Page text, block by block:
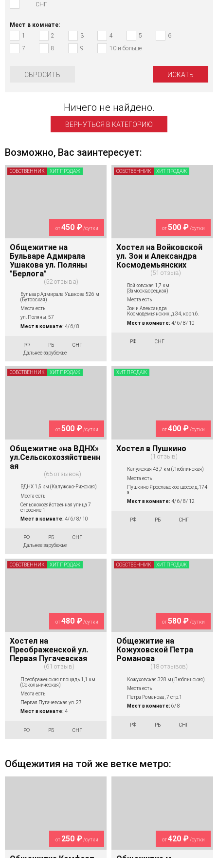
СНГ
Мест в комнате:
1
2 3 4 5
6
7
8 9 10 и больше
СБРОСИТЬ
Ничего не найдено.
ВЕРНУТЬСЯ В КАТЕГОРИЮ
Возможно, Вас заинтересует:
от450 ₽/сутки
Общежитие на
Бульваре Адмирала
Ушакова ул. Поляны
"Берлога"
52 отзыва
Бульвар Адмирала Ушакова 526 м
(Бутовская)
Места есть
ул. Поляны, 57
Мест в комнате: 4/ 6/ 8
РФ РБ
СНГ
Дальнее зарубежье
СОБСТВЕННИК ХИТ ПРОДАЖ
от500 ₽/сутки
Хостел на Войковской
ул. Зои и Александра
Космодемьянских
51 отзыв
Войковская 1,7 км
(Замоскворецкая)
Места есть
Зои и Александра
Космодемьянских, д.34, корп.6.
Мест в комнате: 4/ 6/ 8/ 10
РФ СНГ
СОБСТВЕННИК ХИТ ПРОДАЖ
от500 ₽/сутки
Общежитие «на ВДНХ»
ул.Сельскохозяйственн
ая
65 отзывов
ВДНХ 1,5 км (Калужско-Рижская)
Места есть
Сельскохозяйственная улица 7
строение 1
Мест в комнате: 4/ 6/ 8/ 10
РФ РБ
СНГ
Дальнее зарубежье
СОБСТВЕННИК ХИТ ПРОДАЖ
от400 ₽/сутки
Хостел в Пушкино
1 отзыв
Калужская 43,7 км (Люблинская)
Места есть
Пушкино Ярославское шоссе д.174
а
Мест в комнате: 4/ 6/ 8/ 12
РФ РБ СНГ
ХИТ ПРОДАЖ
от480 ₽/сутки
Хостел на
Преображенской ул.
Первая Пугачевская
61 отзыв
Преображенская площадь 1,1 км
(Сокольническая)
Места есть
Первая Пугачевская ул. 27
Мест в комнате: 4
РФ РБ СНГ
СОБСТВЕННИК ХИТ ПРОДАЖ
от580 ₽/сутки
Общежитие на
Кожуховской Петра
Романова
18 отзывов
Кожуховская 328 м (Люблинская)
Места есть
Петра Романова, 7 стр.1
Мест в комнате: 6/ 8
РФ РБ СНГ
СОБСТВЕННИК ХИТ ПРОДАЖ
Общежития на той же ветке метро:
от 250 ₽/сутки от420 ₽/сутки